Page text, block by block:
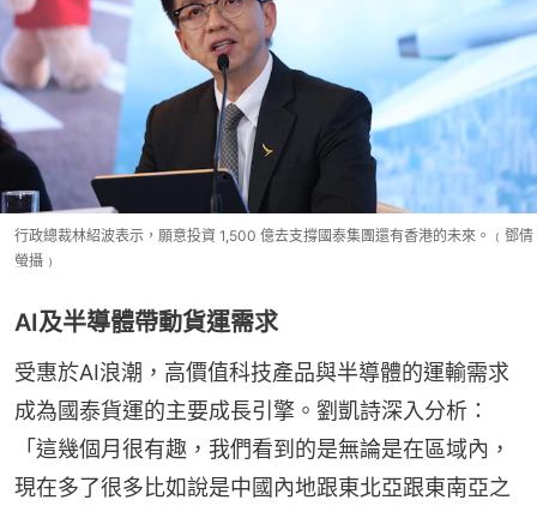
行政總裁林紹波表示，願意投資 1,500 億去支撐國泰集團還有香港的未來。﹙鄧倩
螢攝﹚
AI及半導體帶動貨運需求
受惠於AI浪潮，高價值科技產品與半導體的運輸需求
成為國泰貨運的主要成長引擎。劉凱詩深入分析：
「這幾個月很有趣，我們看到的是無論是在區域內，
現在多了很多比如說是中國內地跟東北亞跟東南亞之